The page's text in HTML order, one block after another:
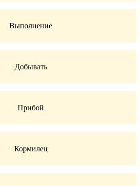
Выполнение
Добывать
Прибой
Кормилец